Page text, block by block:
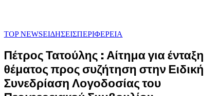
TOP NEWSΕΙΔΗΣΕΙΣΠΕΡΙΦΕΡΕΙΑ
Πέτρος Τατούλης : Αίτημα για ένταξη
θέματος προς συζήτηση στην Ειδική
Συνεδρίαση Λογοδοσίας του